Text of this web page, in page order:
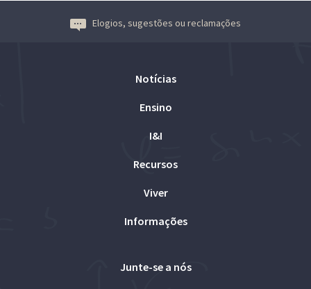
Elogios, sugestões ou reclamações
Notícias
Ensino
I&I
Recursos
Viver
Informações
Junte-se a nós